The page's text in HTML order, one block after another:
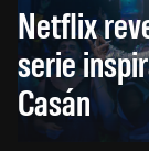
Netflix
serie
Casán